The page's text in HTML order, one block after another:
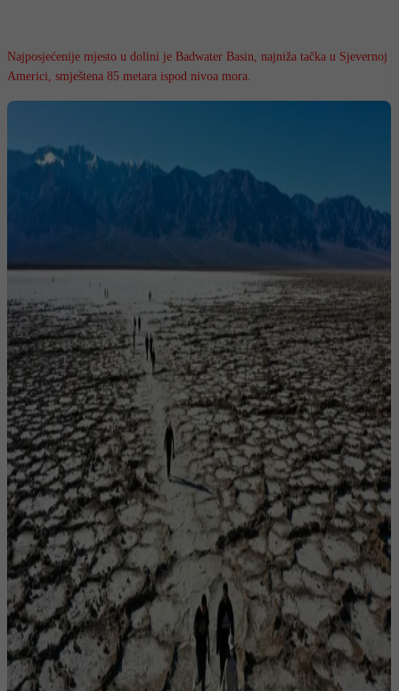
Najposjećenije mjesto u dolini je Badwater Basin, najniža tačka u Sjevernoj
Americi, smještena 85 metara ispod nivoa mora.